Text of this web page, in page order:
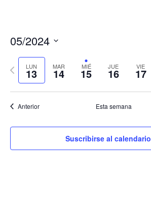
05/2024
fecha.LUN
13 MAR
14 MIÉ
15 JUE
16 VIE
17
Semana
anterior
Anterior Esta semana
Suscribirse al calendario